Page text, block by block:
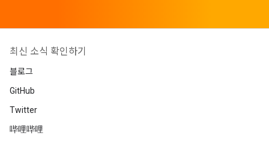
최신 소식 확인하기
블로그
GitHub
Twitter
哔哩哔哩